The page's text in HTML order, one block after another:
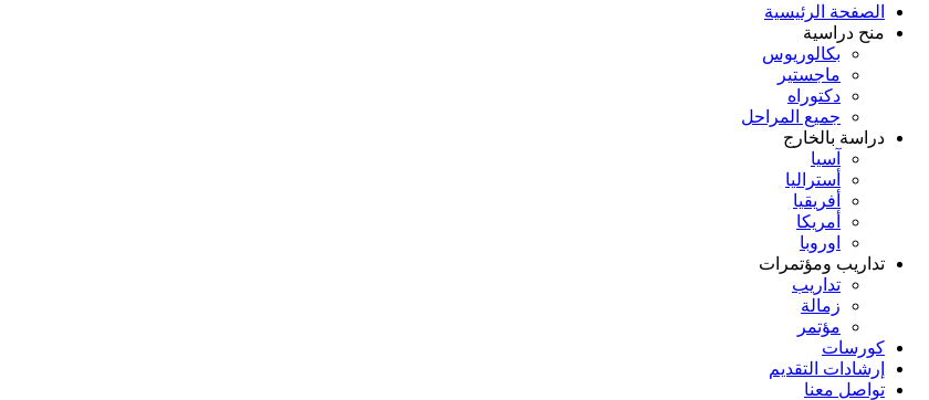
الصفحة الرئيسية
منح دراسية
بكالوريوس
ماجستير
دكتوراه
جميع المراحل
دراسة بالخارج
آسيا
أستراليا
أفريقيا
أمريكا
اوروبا
تداريب ومؤتمرات
تداريب
زمالة
مؤتمر
كورسات
إرشادات التقديم
تواصل معنا